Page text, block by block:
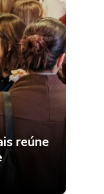
reúne